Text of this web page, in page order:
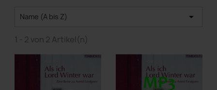
Name (A bis Z) 
1 - 2 von 2 Artikel(n)